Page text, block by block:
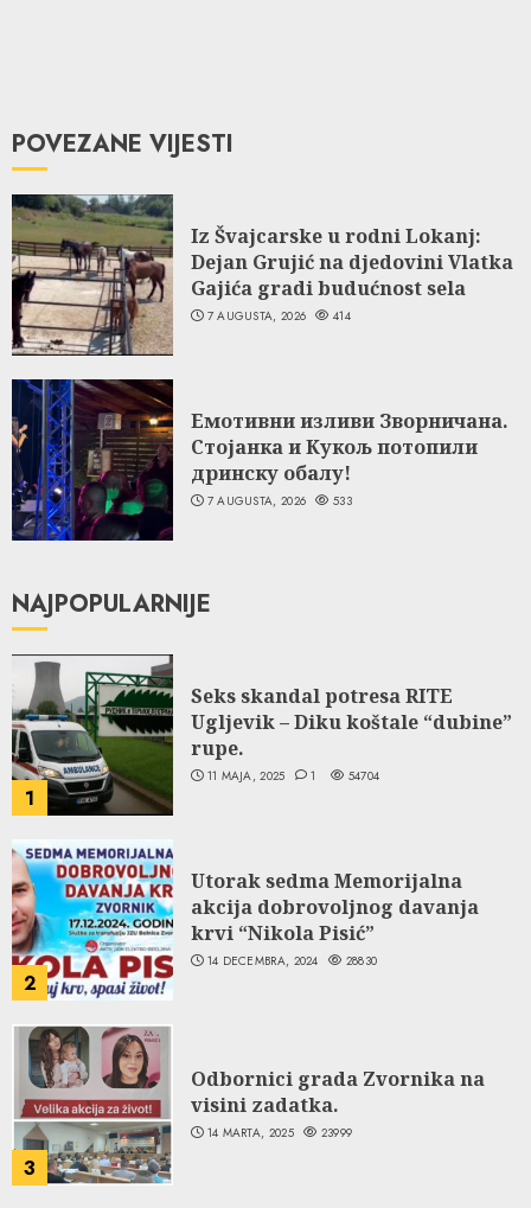
POVEZANE VIJESTI
Iz Švajcarske u rodni Lokanj:
Dejan Grujić na djedovini Vlatka
Gajića gradi budućnost sela
7 AUGUSTA, 2026 414
Емотивни изливи Зворничана.
Стојанка и Кукољ потопили
дринску обалу!
7 AUGUSTA, 2026 533
NAJPOPULARNIJE
1
Seks skandal potresa RITE
Ugljevik – Diku koštale “dubine”
rupe.
11 MAJA, 2025 1 54704
2
Utorak sedma Memorijalna
akcija dobrovoljnog davanja
krvi “Nikola Pisić”
14 DECEMBRA, 2024 28830
3
Odbornici grada Zvornika na
visini zadatka.
14 MARTA, 2025 23999